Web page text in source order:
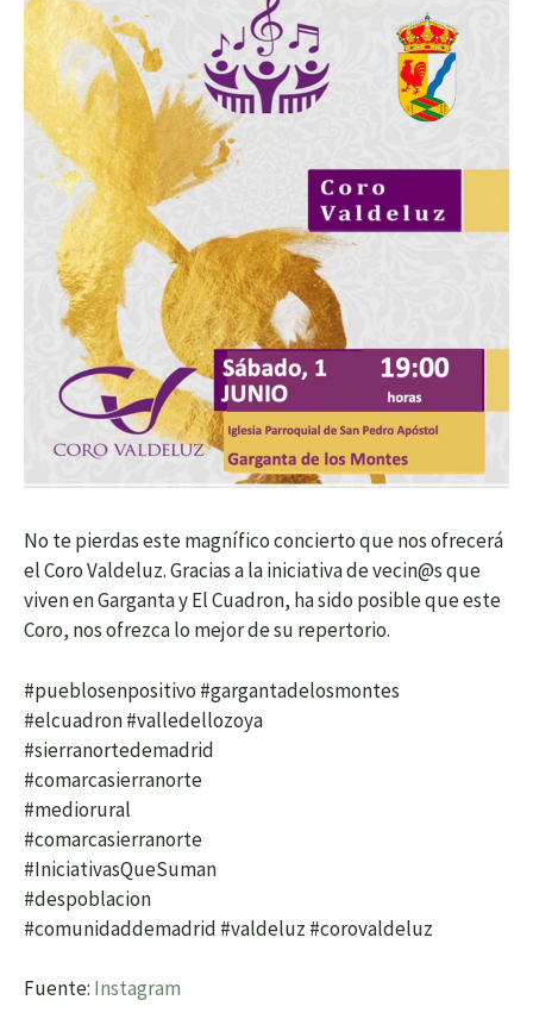
No te pierdas este magnífico concierto que nos ofrecerá
el Coro Valdeluz. Gracias a la iniciativa de vecin@s que
viven en Garganta y El Cuadron, ha sido posible que este
Coro, nos ofrezca lo mejor de su repertorio.
#pueblosenpositivo #gargantadelosmontes
#elcuadron #valledellozoya
#sierranortedemadrid
#comarcasierranorte
#mediorural
#comarcasierranorte
#IniciativasQueSuman
#despoblacion
#comunidaddemadrid #valdeluz #corovaldeluz
Fuente: Instagram